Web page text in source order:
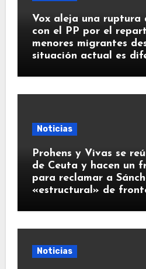
Vox aleja una ruptura
con el PP por el
menores migrantes
situación actual es
Noticias
Prohens y Vivas se
de Ceuta y hacen un
para reclamar a
«estructural» de
Noticias